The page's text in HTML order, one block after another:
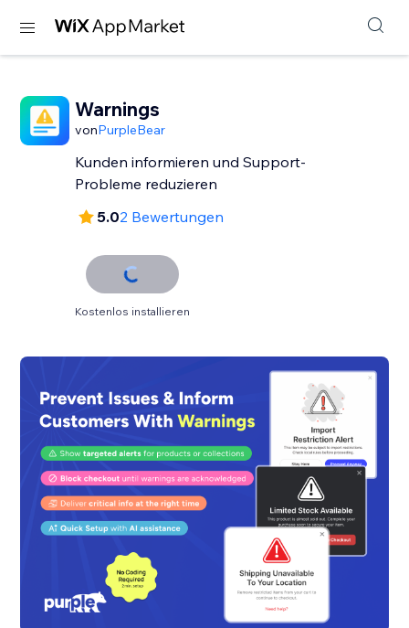
Warnings
vonPurpleBear
Kunden informieren und Support-
Probleme reduzieren
5.02 Bewertungen
Kostenlos installieren